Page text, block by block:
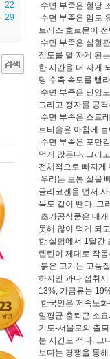
22
29
수면 부족은 혈당
수면 부족은 암도
트레스 호르몬이
수면 부족은 심혈
정도를 덜 자게 된
한 시간을 더 자게
당 수축 속도를 빨
수면 부족은 난임
그리고 정자를 공
수면 부족은 스트
르티솔은 아침에
수면 부족은 포만
먹게 많든다. 그리
전체적으로 빠지게
우리는 보통 살을
글리코겐을 먼저
육도 같이 뺀다. 그
초가공식품은 대
못해 많이 먹게 되
한 실험에서 1달간
렙틴이 제대로 작
붉은 고기는 고품
하지만 과다 섭취
13%, 가금류는
한국인은 저속노
일평균 출퇴근 소
기도-서울로의 출
분 시간도 적다. 그
보다는 경쟁을 통